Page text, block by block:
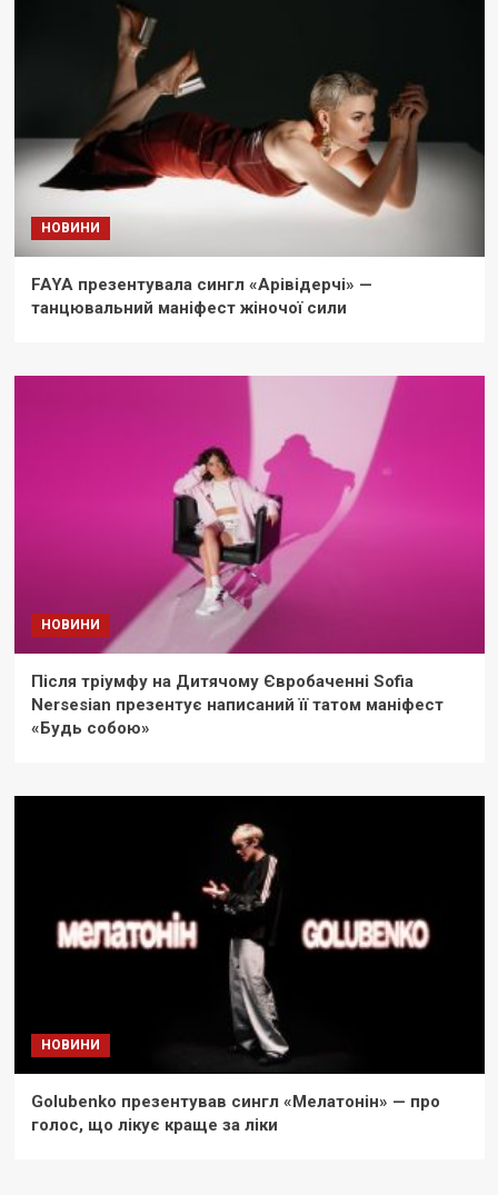
НОВИНИ
FAYA презентувала сингл «Арівідерчі» —
танцювальний маніфест жіночої сили
НОВИНИ
Після тріумфу на Дитячому Євробаченні Sofia
Nersesian презентує написаний її татом маніфест
«Будь собою»
НОВИНИ
Golubenko презентував сингл «Мелатонін» — про
голос, що лікує краще за ліки